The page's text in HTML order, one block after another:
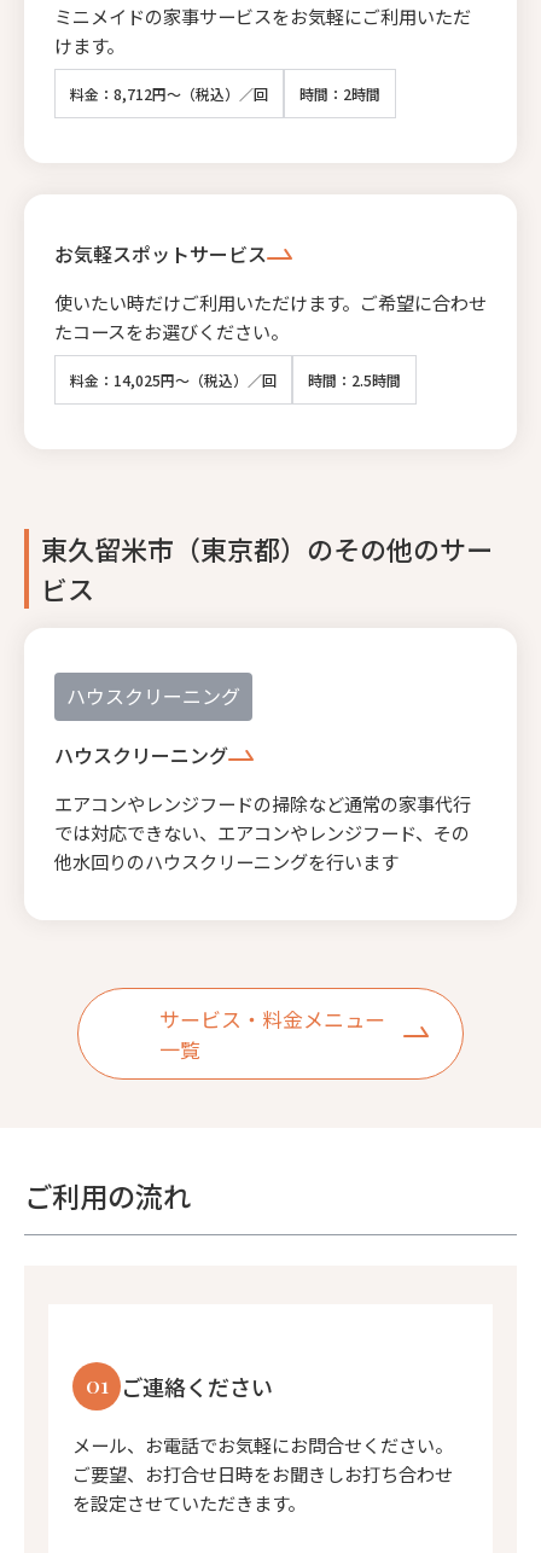
ミニメイドの家事サービスをお気軽にご利用いただ
けます。
料金：8,712円～（税込）／回 時間：2時間
お気軽スポットサービス
使いたい時だけご利用いただけます。ご希望に合わせ
たコースをお選びください。
料金：14,025円～（税込）／回 時間：2.5時間
東久留米市（東京都）のその他のサー
ビス
ハウスクリーニング
ハウスクリーニング
エアコンやレンジフードの掃除など通常の家事代行
では対応できない、エアコンやレンジフード、その
他水回りのハウスクリーニングを行います
サービス・料金メニュー
一覧
ご利用の流れ
01 ご連絡ください
メール、お電話でお気軽にお問合せください。
ご要望、お打合せ日時をお聞きしお打ち合わせ
を設定させていただきます。